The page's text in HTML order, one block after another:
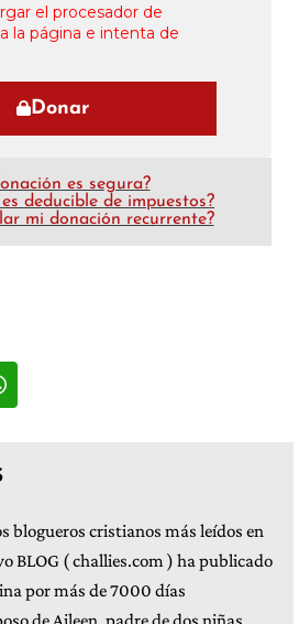
el procesador de
la página e intenta de
Donar
es segura?
deducible de impuestos?
mi donación recurrente?
blogueros cristianos más leídos en
BLOG ( challies.com ) ha publicado
por más de 7000 días
de Aileen, padre de dos niñas